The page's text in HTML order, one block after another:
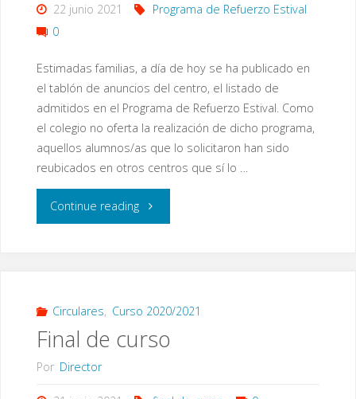
22 junio 2021
Programa de Refuerzo Estival
0
Estimadas familias, a día de hoy se ha publicado en
el tablón de anuncios del centro, el listado de
admitidos en el Programa de Refuerzo Estival. Como
el colegio no oferta la realización de dicho programa,
aquellos alumnos/as que lo solicitaron han sido
reubicados en otros centros que sí lo …
Continue reading"Programa
Estival"
Circulares, Curso 2020/2021
Final de curso
Por Director